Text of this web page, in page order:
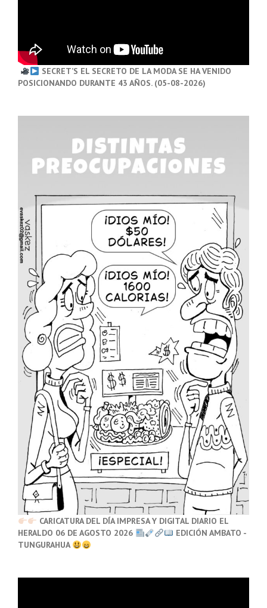
SECRET’S EL SECRETO DE LA MODA SE HA VENIDO
POSICIONANDO DURANTE 43 AÑOS. (05-08-2026)
CARICATURA DEL DÍA IMPRESA Y DIGITAL DIARIO EL
HERALDO 06 DE AGOSTO 2026
EDICIÓN AMBATO -
TUNGURAHUA